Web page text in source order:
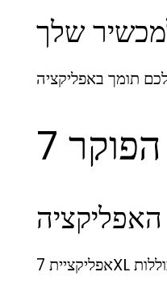
שלך